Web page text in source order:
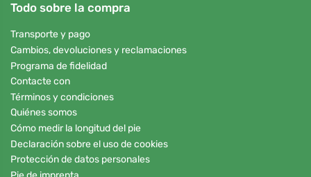
Todo sobre la compra
Transporte y pago
Cambios, devoluciones y reclamaciones
Programa de fidelidad
Contacte con
Términos y condiciones
Quiénes somos
Cómo medir la longitud del pie
Declaración sobre el uso de cookies
Protección de datos personales